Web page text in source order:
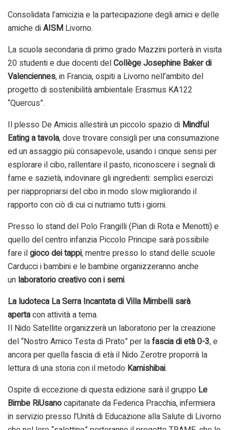
Consolidata l’amicizia e la partecipazione degli amici e delle
amiche diAISM Livorno.
La scuola secondaria di primo grado Mazzini porterà in visita
20 studenti e due docenti delCollège Josephine Baker di
Valenciennes, in Francia, ospiti a Livorno nell’ambito del
progetto di sostenibilità ambientale Erasmus KA122
“Quercus”.
Il plesso De Amicis allestirà un piccolo spazio di Mindful
Eating a tavola, dove trovare consigli per una consumazione
ed un assaggio più consapevole, usando i cinque sensi per
esplorare il cibo, rallentare il pasto, riconoscere i segnali di
fame e sazietà, indovinare gli ingredienti: semplici esercizi
per riappropriarsi del cibo in modo slow migliorando il
rapporto con ciò di cui ci nutriamo tutti i giorni.
Presso lo stand del Polo Frangilli (Pian di Rota e Menotti) e
quello del centro infanzia Piccolo Principe sarà possibile
fare ilgioco dei tappi, mentre presso lo stand delle scuole
Carducci i bambini e le bambine organizzeranno anche
un laboratorio creativo con i semi.
La ludoteca La Serra Incantata di Villa Mimbelli sarà
apertacon attività a tema.
Il Nido Satellite organizzerà un laboratorio per la creazione
del “Nostro Amico Testa di Prato” per lafascia di età 0-3, e
ancora per quella fascia di età il Nido Zerotre proporrà la
lettura di una storia con il metodo Kamishibai.
Ospite di eccezione di questa edizione sarà il gruppo Le
Bimbe RiUsanocapitanate da Federica Pracchia, infermiera
in servizio presso l’Unità di Educazione alla Salute di Livorno